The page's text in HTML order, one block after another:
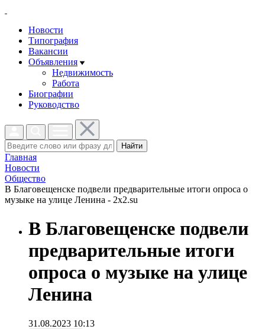
Новости
Типография
Вакансии
Объявления
Недвижимость
Работа
Биографии
Руководство
Найти
Главная
Новости
Общество
В Благовещенске подвели предварительные итоги опроса о
музыке на улице Ленина - 2x2.su
В Благовещенске подвели
предварительные итоги
опроса о музыке на улице
Ленина
31.08.2023 10:13